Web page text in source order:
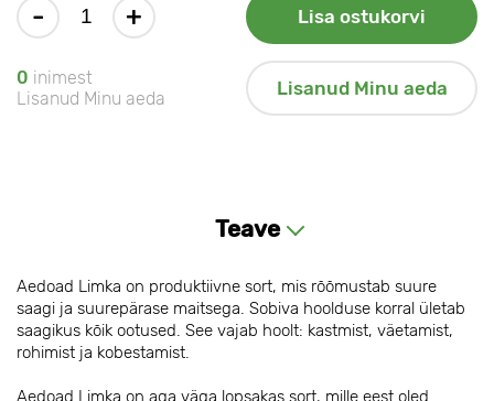
- + Lisa ostukorvi
0 inimest
Lisanud Minu aeda
Lisanud Minu aeda
Teave
Aedoad Limka on produktiivne sort, mis rõõmustab suure
saagi ja suurepärase maitsega. Sobiva hoolduse korral ületab
saagikus kõik ootused. See vajab hoolt: kastmist, väetamist,
rohimist ja kobestamist.
Aedoad Limka on aga väga lopsakas sort, mille eest oled